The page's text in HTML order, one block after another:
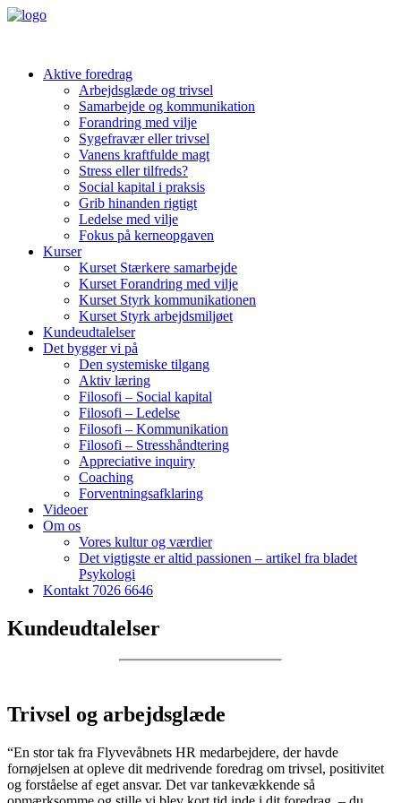
Aktive foredrag
Arbejdsglæde og trivsel
Samarbejde og kommunikation
Forandring med vilje
Sygefravær eller trivsel
Vanens kraftfulde magt
Stress eller tilfreds?
Social kapital i praksis
Grib hinanden rigtigt
Ledelse med vilje
Fokus på kerneopgaven
Kurser
Kurset Stærkere samarbejde
Kurset Forandring med vilje
Kurset Styrk kommunikationen
Kurset Styrk arbejdsmiljøet
Kundeudtalelser
Det bygger vi på
Den systemiske tilgang
Aktiv læring
Filosofi – Social kapital
Filosofi – Ledelse
Filosofi – Kommunikation
Filosofi – Stresshåndtering
Appreciative inquiry
Coaching
Forventningsafklaring
Videoer
Om os
Vores kultur og værdier
Det vigtigste er altid passionen – artikel fra bladet
Psykologi
Kontakt 7026 6646
Kundeudtalelser
Trivsel og arbejdsglæde
“En stor tak fra Flyvevåbnets HR medarbejdere, der havde
fornøjelsen at opleve dit medrivende foredrag om trivsel, positivitet
og forståelse af eget ansvar. Det var tankevækkende så